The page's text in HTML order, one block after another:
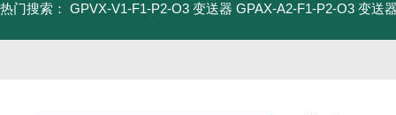
热门搜索： GPVX-V1-F1-P2-O3 变送器 GPAX-A2-F1-P2-O3 变送